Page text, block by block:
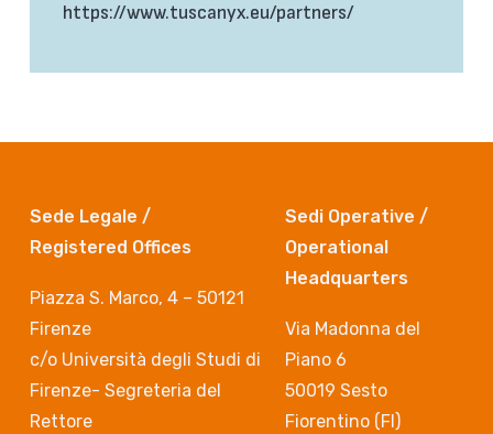
https://www.tuscanyx.eu/partners/
Sede Legale /
Registered Offices
Piazza S. Marco, 4 – 50121
Firenze
c/o Università degli Studi di
Firenze- Segreteria del
Rettore
Sedi Operative /
Operational
Headquarters
Via Madonna del
Piano 6
50019 Sesto
Fiorentino (FI)